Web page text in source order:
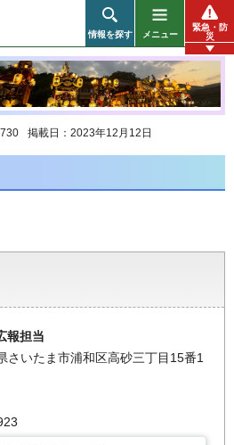
情報を探す メニュー
緊急・防
災
掲載日：2023年12月12日
報担当
さいたま市浦和区高砂三丁目15番1